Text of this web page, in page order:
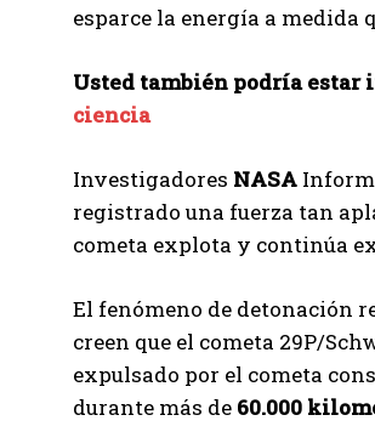
esparce la energía a medida
Usted también podría estar
ciencia
Investigadores NASA
registrado una fuerza tan
cometa explota y continúa
El fenómeno de detonación
creen que el cometa 29P/
expulsado por el cometa
durante más de 60.000